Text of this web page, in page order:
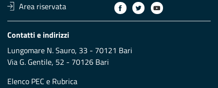
Area riservata
Contatti e indirizzi
Lungomare N. Sauro, 33 - 70121 Bari
Via G. Gentile, 52 - 70126 Bari
Elenco PEC e Rubrica